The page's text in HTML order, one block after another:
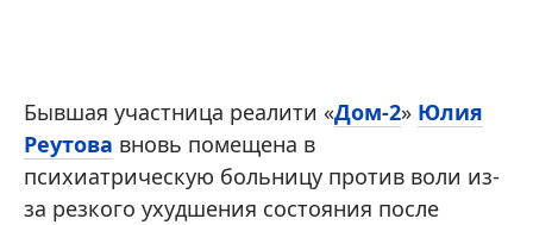
Бывшая участница реалити «Дом-2» Юлия
Реутова вновь помещена в
психиатрическую больницу против воли из-
за резкого ухудшения состояния после